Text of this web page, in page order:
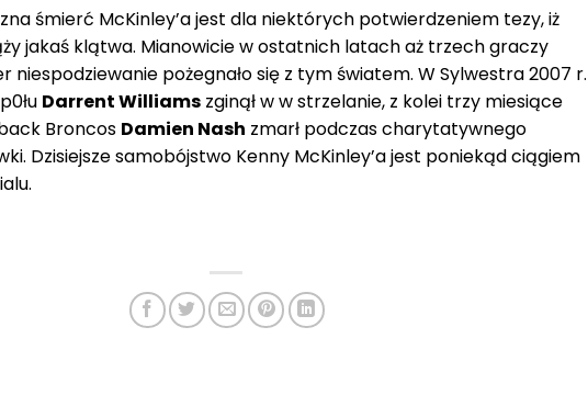
śmierć McKinley’a jest dla niektórych potwierdzeniem tezy, iż
jakaś klątwa. Mianowicie w ostatnich latach aż trzech graczy
niespodziewanie pożegnało się z tym światem. W Sylwestra 2007 r.
Darrent Williams zginął w w strzelanie, z kolei trzy miesiące
Broncos Damien Nash zmarł podczas charytatywnego
Dzisiejsze samobójstwo Kenny McKinley’a jest poniekąd ciągiem